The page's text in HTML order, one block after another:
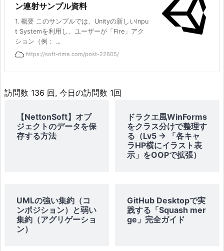
ン連射サンプル資料
1. 概要 このサンプルでは、Unityの新しいInpu
t Systemを利用し、ユーザーが「Fire」アク
ション（例： ...
https://soft-rime.com/post-22605/
訪問数 136 回, 今日の訪問数 1回
【NettonSoft】オブ
ジェクトのデータを保
存する方法
ドラクエ風WinForms
をクラス分けで整理す
る（Lv5 → 「各キャ
ラHP横にイラスト表
示」をOOPで拡張）
UMLの強い集約（コ
ンポジション）と弱い
集約（アグリゲーショ
ン）
GitHub Desktopで実
践する「Squash mer
ge」完全ガイド